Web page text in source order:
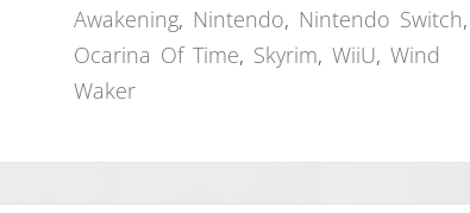
Awakening, Nintendo, Nintendo Switch,
Ocarina Of Time, Skyrim, WiiU, Wind
Waker